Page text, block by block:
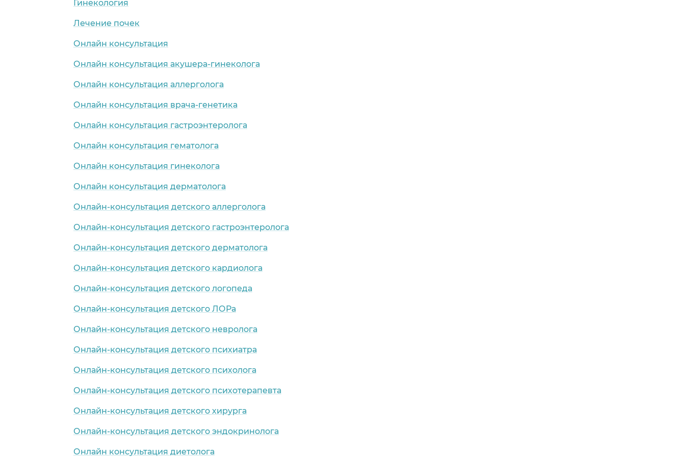
Гинекология
Лечение почек
Онлайн консультация
Онлайн консультация акушера-гинеколога
Онлайн консультация аллерголога
Онлайн консультация врача-генетика
Онлайн консультация гастроэнтеролога
Онлайн консультация гематолога
Онлайн консультация гинеколога
Онлайн консультация дерматолога
Онлайн-консультация детского аллерголога
Онлайн-консультация детского гастроэнтеролога
Онлайн-консультация детского дерматолога
Онлайн-консультация детского кардиолога
Онлайн-консультация детского логопеда
Онлайн-консультация детского ЛОРа
Онлайн-консультация детского невролога
Онлайн-консультация детского психиатра
Онлайн-консультация детского психолога
Онлайн-консультация детского психотерапевта
Онлайн-консультация детского хирурга
Онлайн-консультация детского эндокринолога
Онлайн консультация диетолога